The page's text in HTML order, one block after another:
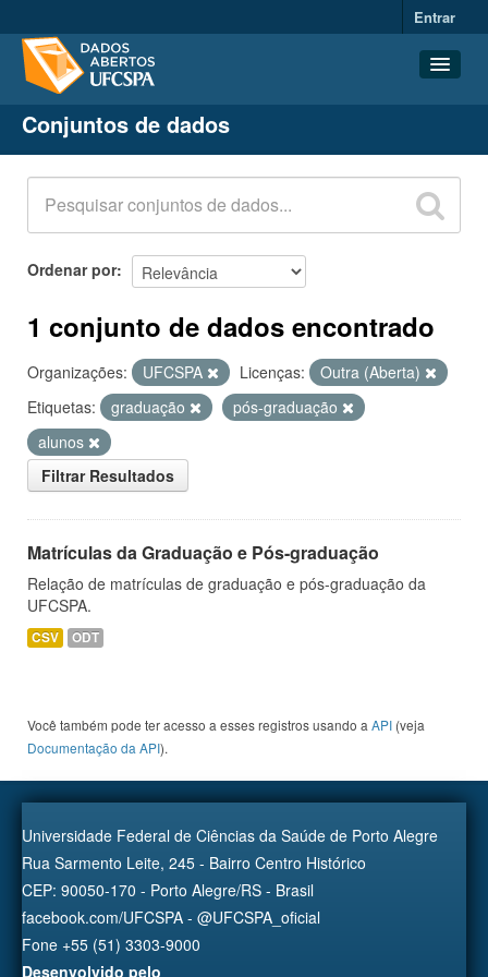
Entrar
Conjuntos de dados
Organizações
Grupos
Sobre
Conjuntos de dados
Ordenar por
1 conjunto de dados encontrado
Organizações: UFCSPA Licenças:
Outra (Aberta)
Etiquetas:
graduação
pós-graduação
alunos
Filtrar Resultados
Matrículas da Graduação e Pós-graduação
Relação de matrículas de graduação e pós-graduação da
UFCSPA.
CSV ODT
Você também pode ter acesso a esses registros usando a API (veja
Documentação da API).
Universidade Federal de Ciências da Saúde de Porto Alegre
Rua Sarmento Leite, 245 - Bairro Centro Histórico
CEP: 90050-170 - Porto Alegre/RS - Brasil
facebook.com/UFCSPA - @UFCSPA_oficial
Fone +55 (51) 3303-9000
Desenvolvido pelo